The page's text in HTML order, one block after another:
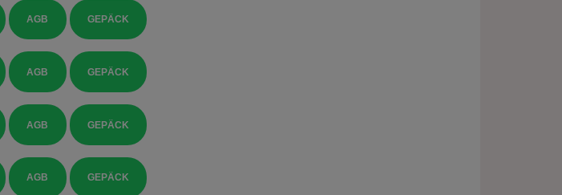
AGB GEPÄCK
AGB GEPÄCK
AGB GEPÄCK
AGB GEPÄCK